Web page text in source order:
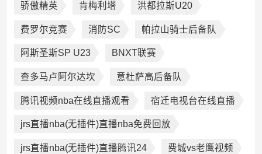
骄傲精英 肯梅利塔 洪都拉斯U20
费罗尔竞赛 消防SC 帕拉山骑士后备队
阿斯圣斯SP U23 BNXT联赛
查多马卢阿尔达坎 意杜萨高后备队
腾讯视频nba在线直播观看 宿迁电视台在线直播
jrs直播nba(无插件)直播nba免费回放
jrs直播nba(无插件)直播腾讯24 费城vs老鹰视频